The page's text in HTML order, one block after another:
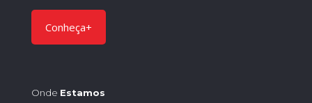
Conheça+
Onde Estamos